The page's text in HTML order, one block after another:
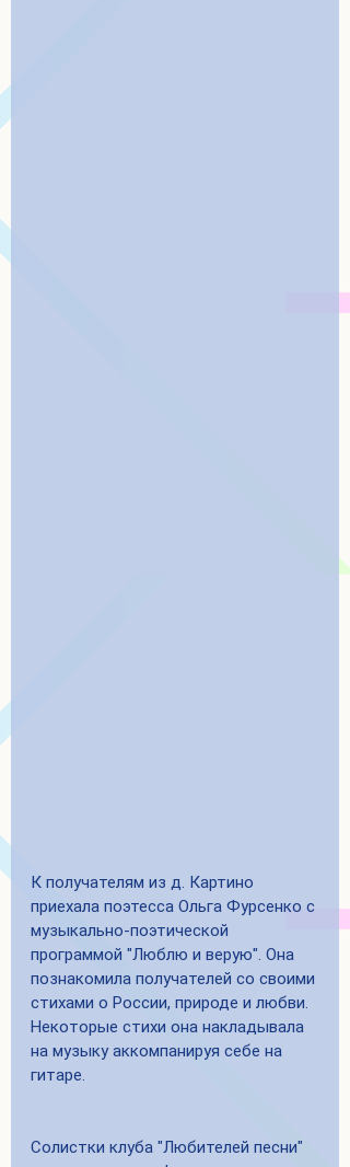
К получателям из д. Картино
приехала поэтесса Ольга Фурсенко с
музыкально-поэтической
программой "Люблю и верую". Она
познакомила получателей со своими
стихами о России, природе и любви.
Некоторые стихи она накладывала
на музыку аккомпанируя себе на
гитаре.
Солистки клуба "Любителей песни"